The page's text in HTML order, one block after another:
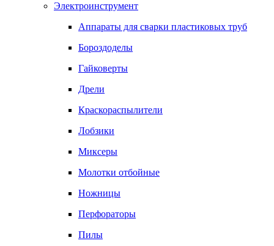
Электроинструмент
Аппараты для сварки пластиковых труб
Бороздоделы
Гайковерты
Дрели
Краскораспылители
Лобзики
Миксеры
Молотки отбойные
Ножницы
Перфораторы
Пилы